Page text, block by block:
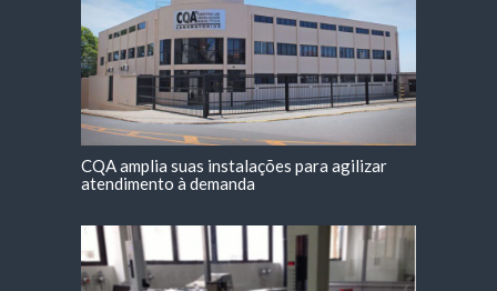
CQA amplia suas instalações para agilizar
atendimento à demanda